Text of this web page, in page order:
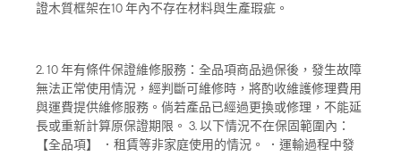
證木質框架在10 年內不存在材料與生產瑕疵。
2. 10 年有條件保證維修服務：全品項商品過保後，發生故障
無法正常使用情況，經判斷可維修時，將酌收維護修理費用
與運費提供維修服務。倘若產品已經過更換或修理，不能延
長或重新計算原保證期限。 3. 以下情況不在保固範圍內：
【全品項】 ．租賃等非家庭使用的情況。 ．運輸過程中發